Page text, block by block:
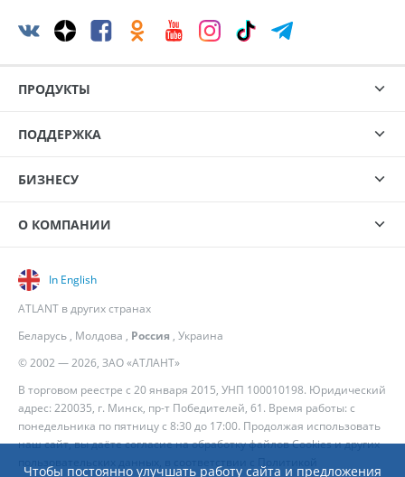
Чтобы постоянно улучшать работу сайта и предложения
ПРОДУКТЫ
ПОДДЕРЖКА
БИЗНЕСУ
О КОМПАНИИ
© 2002 — 2026, ЗАО «АТЛАНТ»
В торговом реестре с 20 января 2015, УНП 100010198. Юридический
адрес: 220035, г. Минск, пр-т Победителей, 61. Время работы: с
понедельника по пятницу с 8:30 до 17:00. Продолжая использовать
наш сайт, вы даёте согласие на обработку файлов Cookies и других
In English
ATLANT в других странах
Беларусь , Молдова , Россия , Украина